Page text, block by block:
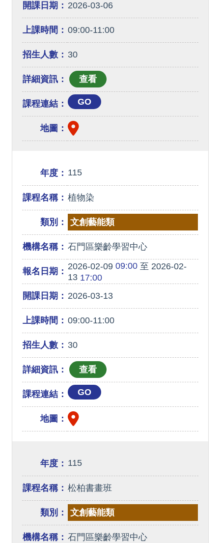
開課日期： 2026-03-06
上課時間： 09:00-11:00
招生人數： 30
詳細資訊：
課程連結： GO
地圖：
年度： 115
課程名稱： 植物染
類別： 文創藝能類
機構名稱： 石門區樂齡學習中心
報名日期： 2026-02-0909:00至 2026-02-
1317:00
開課日期： 2026-03-13
上課時間： 09:00-11:00
招生人數： 30
詳細資訊：
課程連結： GO
地圖：
年度： 115
課程名稱： 松柏書畫班
類別： 文創藝能類
機構名稱： 石門區樂齡學習中心